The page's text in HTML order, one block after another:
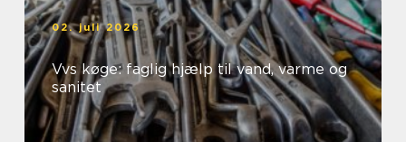
02. juli 2026
Vvs køge: faglig hjælp til vand, varme og
sanitet